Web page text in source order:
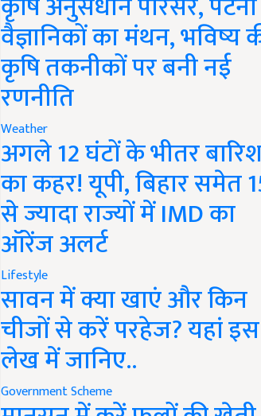
वैज्ञानिकों का मंथन, भविष्य
कृषि तकनीकों पर बनी नई
रणनीति
Weather
अगले 12 घंटों के भीतर
का कहर! यूपी, बिहार समेत
से ज्यादा राज्यों में IMD का
ऑरेंज अलर्ट
Lifestyle
सावन में क्या खाएं और किन
चीजों से करें परहेज? यहां इस
लेख में जानिए..
Government Scheme